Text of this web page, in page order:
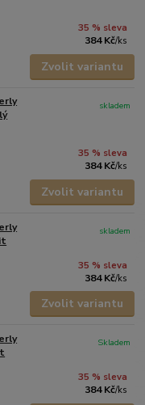
35 % sleva
384 Kč/ks
Zvolit variantu
35 % sleva
384 Kč/ks
skladem
Zvolit variantu
35 % sleva
384 Kč/ks
skladem
Zvolit variantu
35 % sleva
384 Kč/ks
Skladem